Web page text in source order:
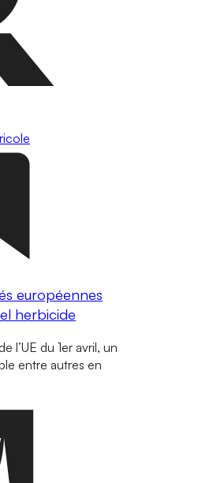
européennes
herbicide
l’UE du 1er avril, un
entre autres en